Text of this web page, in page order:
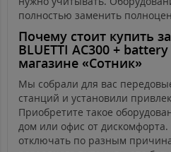
полностью заменить
Почему стоит купить
BLUETTI AC300 +
магазине «Сотник»
Мы собрали для вас
станций и установили
Приобретите такое
дом или офис от дискомфорта.
отключать по разным